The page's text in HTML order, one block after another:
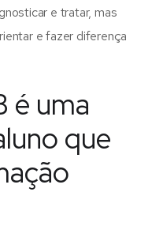
e tratar, mas
e fazer diferença
é uma
que